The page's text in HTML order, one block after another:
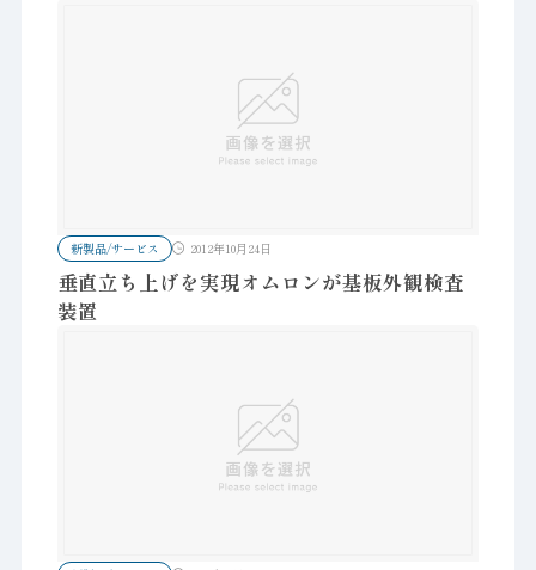
新製品/サービス 2012年10月24日
垂直立ち上げを実現オムロンが基板外観検査
装置